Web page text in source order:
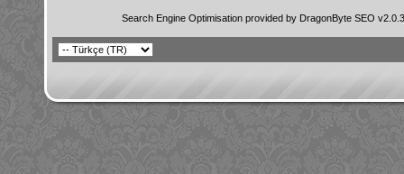
Search Engine Optimisation provided by DragonByte SEO